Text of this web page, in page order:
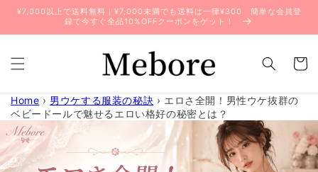
ンツに
¥7,000以上で送料無料｜¥7,000未満でも送料は一律¥300 簡単な会員登
録で今すぐ全品10%OFFクーポンをゲット！
ー
Home › 男ウケする服装の秘訣 › エロさ全開！男性ウケ抜群の
ベビードールで魅せるエロい格好の秘密とは？